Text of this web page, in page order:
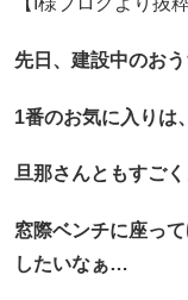
先日、建設中のお
1番のお気に入りは
旦那さんともすご
窓際ベンチに座っ
したいなぁ…